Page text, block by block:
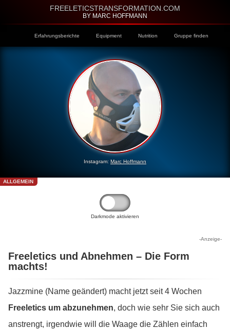
FREELETICSTRANSFORMATION.COM
BY MARC HOFFMANN
Erfahrungsberichte Equipment Nutrition Gruppe finden
Instagram: Marc Hoffmann
ALLGEMEIN
Darkmode aktivieren
-Anzeige-
Freeletics und Abnehmen – Die Form
machts!
Jazzmine (Name geändert) macht jetzt seit 4 Wochen
Freeletics um abzunehmen, doch wie sehr Sie sich auch
anstrengt, irgendwie will die Waage die Zählen einfach